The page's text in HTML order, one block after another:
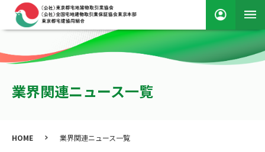
業界関連ニュース一覧
HOME 業界関連ニュース一覧